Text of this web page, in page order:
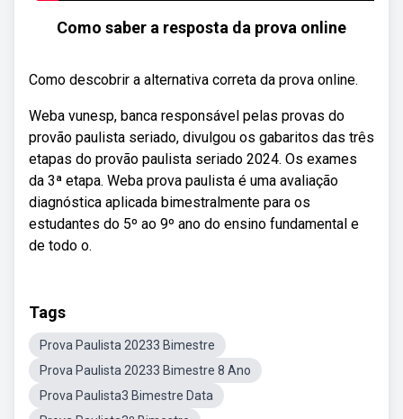
Como saber a resposta da prova online
Como descobrir a alternativa correta da prova online.
Weba vunesp, banca responsável pelas provas do
provão paulista seriado, divulgou os gabaritos das três
etapas do provão paulista seriado 2024. Os exames
da 3ª etapa. Weba prova paulista é uma avaliação
diagnóstica aplicada bimestralmente para os
estudantes do 5º ao 9º ano do ensino fundamental e
de todo o.
Tags
Prova Paulista 20233 Bimestre
Prova Paulista 20233 Bimestre 8 Ano
Prova Paulista3 Bimestre Data